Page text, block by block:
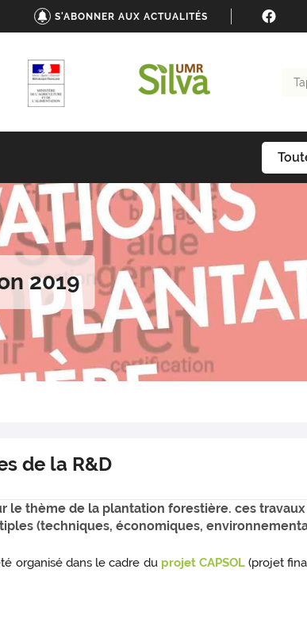
S'ABONNER AUX ACTUALITÉS
2019
de la R&D
le thème de la plantation forestière. ces
(techniques, économiques,
organisé dans le cadre du projet CAPSOL (projet